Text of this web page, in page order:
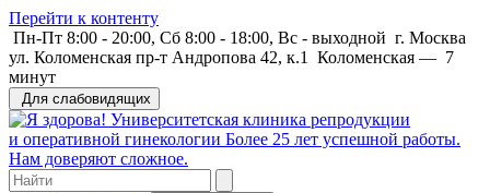
Перейти к контенту
Пн-Пт 8:00 - 20:00, Сб 8:00 - 18:00, Вс - выходной г. Москва
ул. Коломенская пр-т Андропова 42, к.1
Коломенская — 7
минут
Для слабовидящих
Университетская клиника репродукции
и оперативной гинекологии Более 25 лет успешной работы.
Нам доверяют сложное.